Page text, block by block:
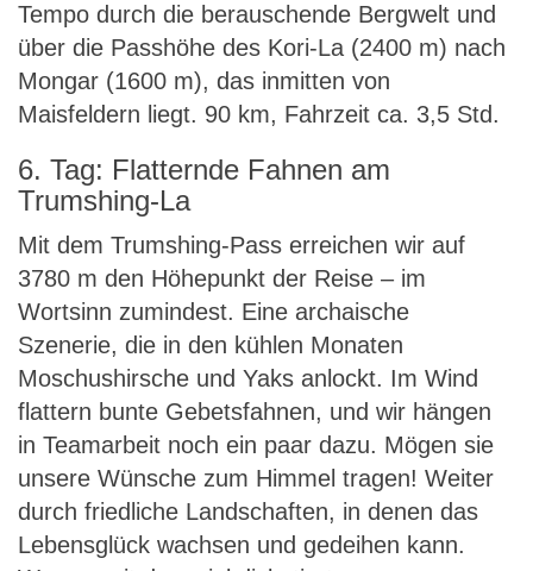
Tempo durch die berauschende Bergwelt und
über die Passhöhe des Kori-La (2400 m) nach
Mongar (1600 m), das inmitten von
Maisfeldern liegt. 90 km, Fahrzeit ca. 3,5 Std.
6. Tag: Flatternde Fahnen am
Trumshing-La
Mit dem Trumshing-Pass erreichen wir auf
3780 m den Höhepunkt der Reise – im
Wortsinn zumindest. Eine archaische
Szenerie, die in den kühlen Monaten
Moschushirsche und Yaks anlockt. Im Wind
flattern bunte Gebetsfahnen, und wir hängen
in Teamarbeit noch ein paar dazu. Mögen sie
unsere Wünsche zum Himmel tragen! Weiter
durch friedliche Landschaften, in denen das
Lebensglück wachsen und gedeihen kann.